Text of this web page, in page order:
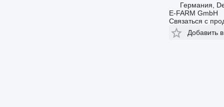
Германия,
E-FARM GmbH
Связаться с
Добавить